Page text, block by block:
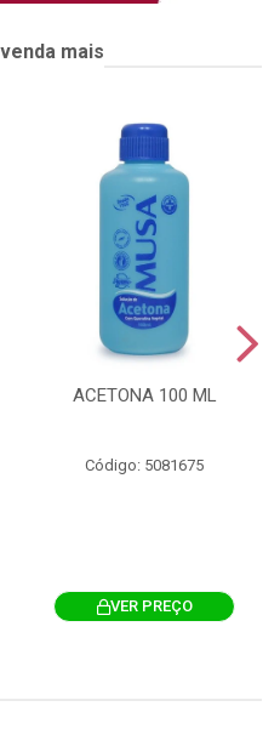
mais
ACETONA 100 ML
Código: 5081675
VER PREÇO